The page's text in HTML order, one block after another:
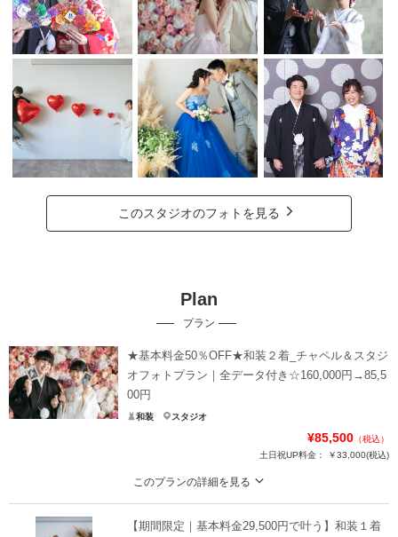
このスタジオのフォトを見る
Plan
プラン
★基本料金50％OFF★和装２着_チャペル＆スタジ
オフォトプラン｜全データ付き☆160,000円→85,5
00円
和装 スタジオ
¥85,500 （税込）
土日祝UP料金：
￥33,000(税込)
このプランの詳細を見る
【10月までの撮影限定】 平日お衣装合わせで衣装ランクアップ50%OFF
撮影基本料金149,000円→74,500円【期間限定｜基本料金29,500円で叶う】和装１着